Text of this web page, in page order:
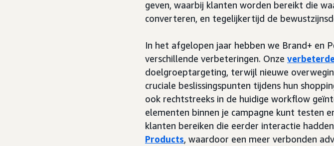
geven, waarbij klanten worden bereikt die
converteren, en tegelijkertijd de
In het afgelopen jaar hebben we Brand+ en
verschillende verbeteringen. Onze
doelgroeptargeting, terwijl nieuwe
cruciale beslissingspunten tijdens hun
ook rechtstreeks in de huidige workflow
elementen binnen je campagne kunt testen
klanten bereiken die eerder interactie
Products, waardoor een meer verbonden